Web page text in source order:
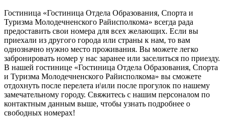
Гостиница «Гостиница Отдела Образования, Спорта и
Туризма Молодечненского Райисполкома» всегда рада
предоставить свои номера для всех желающих. Если вы
приехали из другого города или страны к нам, то вам
однозначно нужно место проживания. Вы можете легко
забронировать номер у нас заранее или заселиться по приезду.
В нашей гостинице «Гостиница Отдела Образования, Спорта
и Туризма Молодечненского Райисполкома» вы сможете
отдохнуть после перелета и\или после прогулок по нашему
замечательному городу. Свяжитесь с нашим персоналом по
контактным данным выше, чтобы узнать подробнее о
свободных номерах!